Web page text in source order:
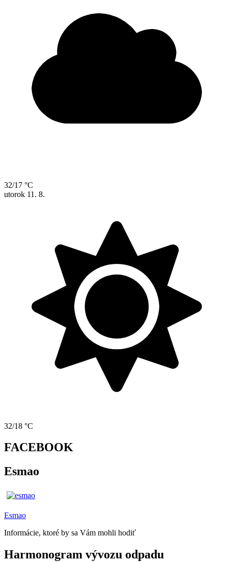
32/17 °C
utorok 11. 8.
32/18 °C
FACEBOOK
Esmao
Esmao
Informácie, ktoré by sa Vám mohli hodiť
Harmonogram vývozu odpadu